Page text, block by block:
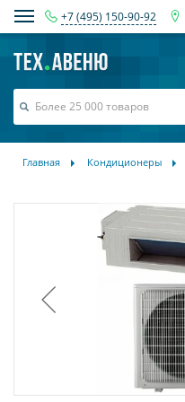
+7 (495) 150-90-92
Главная Кондиционеры